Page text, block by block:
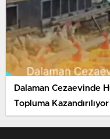
Dalaman Cezaevinde
Topluma Kazandırılıyor